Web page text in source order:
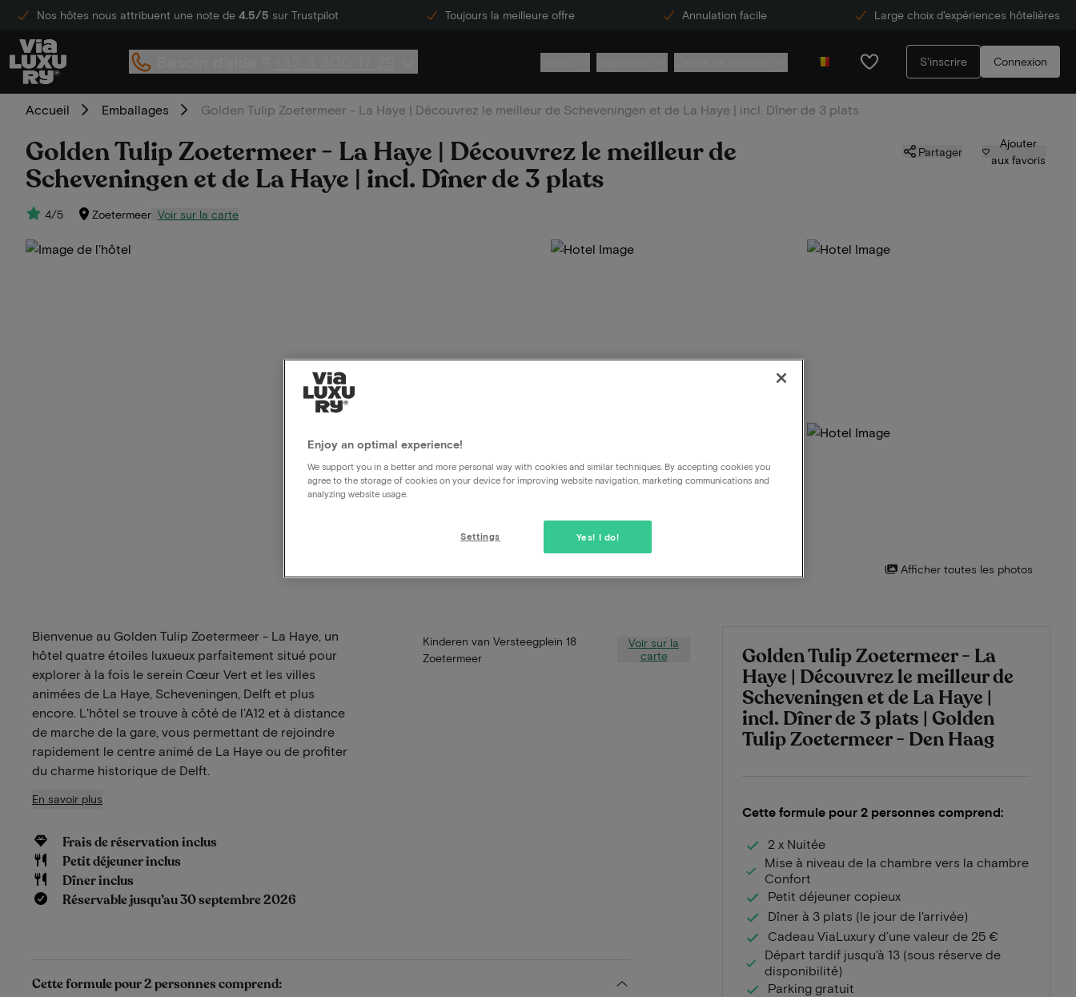
Nos hôtes nous attribuent une note de 4.5/5 sur Trustpilot Toujours la meilleure offre Annulation facile Large choix d'expériences hôtelières
S'inscrire Connexion
Accueil Emballages Golden Tulip Zoetermeer - La Haye | Découvrez le meilleur de Scheveningen et de La Haye | incl. Dîner de 3 plats
Golden Tulip Zoetermeer - La Haye | Découvrez le meilleur de
Scheveningen et de La Haye | incl. Dîner de 3 plats
4/5 Zoetermeer Voir sur la carte
Partager
Ajouter
aux favoris
Afficher toutes les photos
Golden Tulip Zoetermeer - La
Haye | Découvrez le meilleur de
Scheveningen et de La Haye |
incl. Dîner de 3 plats | Golden
Tulip Zoetermeer - Den Haag
Cette formule pour 2 personnes comprend:
2 x Nuitée
Mise à niveau de la chambre vers la chambre
Confort
Petit déjeuner copieux
Dîner à 3 plats (le jour de l'arrivée)
Cadeau ViaLuxury d’une valeur de 25 €
Départ tardif jusqu'à 13 (sous réserve de
disponibilité)
Parking gratuit
Bienvenue au Golden Tulip Zoetermeer - La Haye, un
hôtel quatre étoiles luxueux parfaitement situé pour
explorer à la fois le serein Cœur Vert et les villes
animées de La Haye, Scheveningen, Delft et plus
encore. L'hôtel se trouve à côté de l'A12 et à distance
de marche de la gare, vous permettant de rejoindre
rapidement le centre animé de La Haye ou de profiter
du charme historique de Delft.
En savoir plus
Frais de réservation inclus
Petit déjeuner inclus
Dîner inclus
Réservable jusqu’au 30 septembre 2026
Kinderen van Versteegplein 18
Zoetermeer
Voir sur la
carte
Cette formule pour 2 personnes comprend:
Enjoy an optimal experience!
We support you in a better and more personal way with cookies and similar techniques. By accepting cookies you
agree to the storage of cookies on your device for improving website navigation, marketing communications and
analyzing website usage.
Yes! I do!
Settings